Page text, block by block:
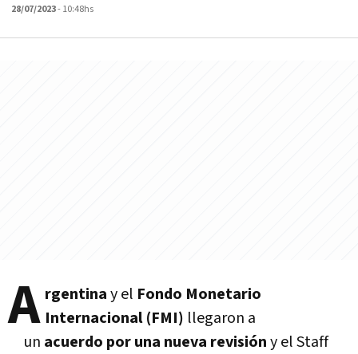
28/07/2023- 10:48hs
A rgentinay el Fondo Monetario
Internacional (FMI) llegaron a
un acuerdo por una nueva revisióny el Staff